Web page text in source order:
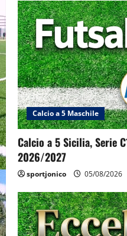
Calcio a 5 Maschile
Calcio a 5 Sicilia, Serie
2026/2027
sportjonico 05/08/2026